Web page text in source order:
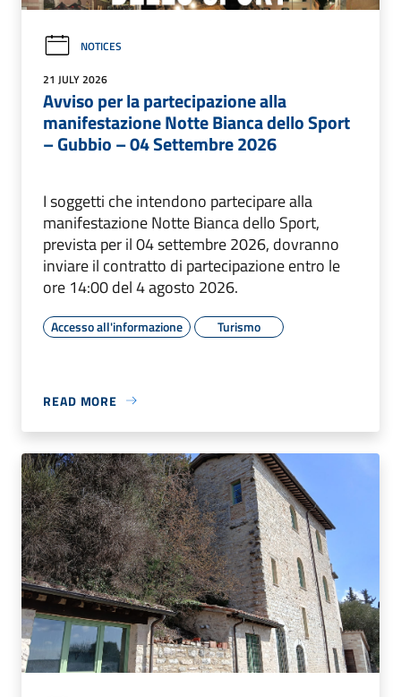
NOTICES
21 JULY 2026
Avviso per la partecipazione alla
manifestazione Notte Bianca dello Sport
– Gubbio – 04 Settembre 2026
I soggetti che intendono partecipare alla
manifestazione Notte Bianca dello Sport,
prevista per il 04 settembre 2026, dovranno
inviare il contratto di partecipazione entro le
ore 14:00 del 4 agosto 2026.
Accesso all'informazione Turismo
READ MORE